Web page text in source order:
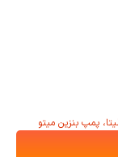
پمپ بنزین میتو